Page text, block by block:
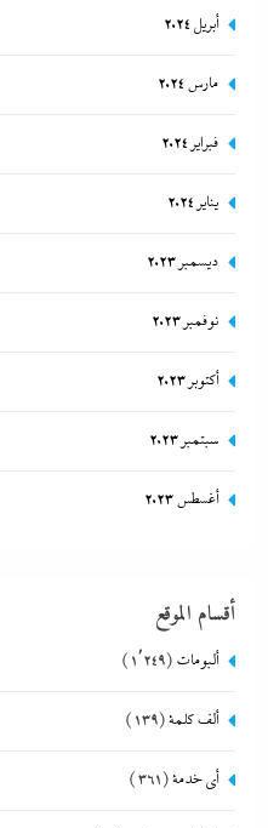
أبريل 2024
مارس 2024
فبراير 2024
يناير 2024
ديسمبر 2023
نوفمبر 2023
أكتوبر 2023
سبتمبر 2023
أغسطس 2023
أقسام الموقع
ألبومات (1٬249)
ألف كلمة(139)
أي خدمة(361)